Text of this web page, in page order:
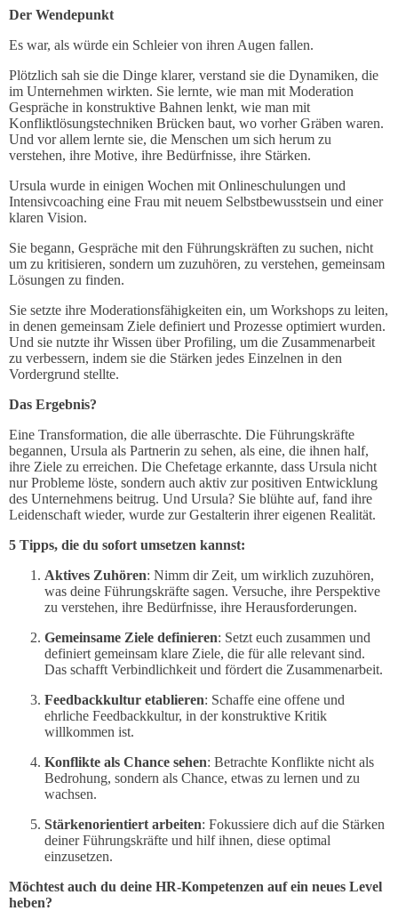
Der Wendepunkt
Es war, als würde ein Schleier von ihren Augen fallen.
Plötzlich sah sie die Dinge klarer, verstand sie die Dynamiken, die
im Unternehmen wirkten. Sie lernte, wie man mit Moderation
Gespräche in konstruktive Bahnen lenkt, wie man mit
Konfliktlösungstechniken Brücken baut, wo vorher Gräben waren.
Und vor allem lernte sie, die Menschen um sich herum zu
verstehen, ihre Motive, ihre Bedürfnisse, ihre Stärken.
Ursula wurde in einigen Wochen mit Onlineschulungen und
Intensivcoaching eine Frau mit neuem Selbstbewusstsein und einer
klaren Vision.
Sie begann, Gespräche mit den Führungskräften zu suchen, nicht
um zu kritisieren, sondern um zuzuhören, zu verstehen, gemeinsam
Lösungen zu finden.
Sie setzte ihre Moderationsfähigkeiten ein, um Workshops zu leiten,
in denen gemeinsam Ziele definiert und Prozesse optimiert wurden.
Und sie nutzte ihr Wissen über Profiling, um die Zusammenarbeit
zu verbessern, indem sie die Stärken jedes Einzelnen in den
Vordergrund stellte.
Das Ergebnis?
Eine Transformation, die alle überraschte. Die Führungskräfte
begannen, Ursula als Partnerin zu sehen, als eine, die ihnen half,
ihre Ziele zu erreichen. Die Chefetage erkannte, dass Ursula nicht
nur Probleme löste, sondern auch aktiv zur positiven Entwicklung
des Unternehmens beitrug. Und Ursula? Sie blühte auf, fand ihre
Leidenschaft wieder, wurde zur Gestalterin ihrer eigenen Realität.
5 Tipps, die du sofort umsetzen kannst:
Aktives Zuhören: Nimm dir Zeit, um wirklich zuzuhören,
was deine Führungskräfte sagen. Versuche, ihre Perspektive
zu verstehen, ihre Bedürfnisse, ihre Herausforderungen.
Gemeinsame Ziele definieren: Setzt euch zusammen und
definiert gemeinsam klare Ziele, die für alle relevant sind.
Das schafft Verbindlichkeit und fördert die Zusammenarbeit.
Feedbackkultur etablieren: Schaffe eine offene und
ehrliche Feedbackkultur, in der konstruktive Kritik
willkommen ist.
Konflikte als Chance sehen: Betrachte Konflikte nicht als
Bedrohung, sondern als Chance, etwas zu lernen und zu
wachsen.
Stärkenorientiert arbeiten: Fokussiere dich auf die Stärken
deiner Führungskräfte und hilf ihnen, diese optimal
einzusetzen.
Möchtest auch du deine HR-Kompetenzen auf ein neues Level
heben?